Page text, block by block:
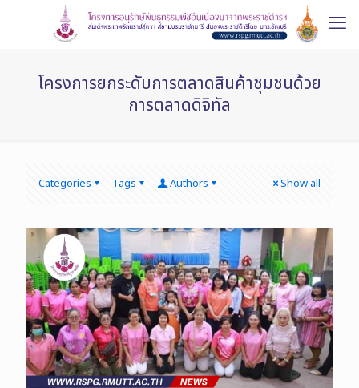
โครงการยกระดับการตลาดสินค้าชุมชนด้วย
การตลาดดิจิทัล
Categories Tags Authors Show all